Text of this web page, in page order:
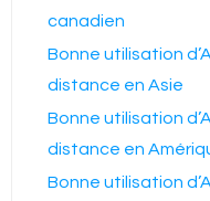
canadien
Bonne utilisation
distance en Asie
Bonne utilisation
distance en
Bonne utilisation